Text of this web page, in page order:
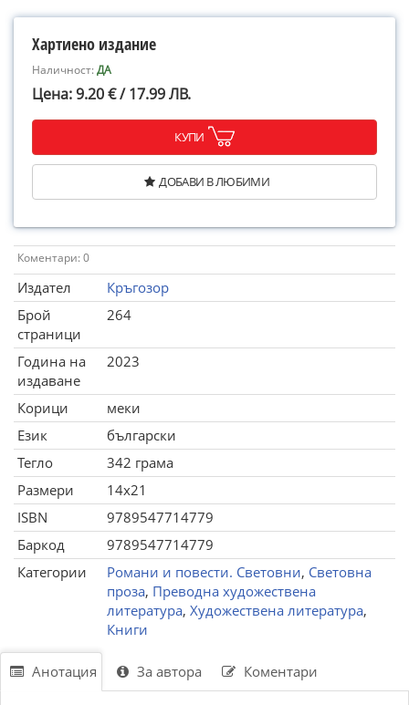
Хартиено издание
Наличност:ДА
Цена: 9.20 € / 17.99 ЛВ.
КУПИ
ДОБАВИ В ЛЮБИМИ
Коментари: 0
Издател
Кръгозор
Брой
страници
264
Година на
издаване
2023
Корици
меки
Език
български
Тегло
342 грама
Размери
14x21
ISBN
9789547714779
Баркод
9789547714779
Категории
Романи и повести. Световни, Световна
проза, Преводна художествена
литература, Художествена литература,
Книги
Анотация За автора Коментари